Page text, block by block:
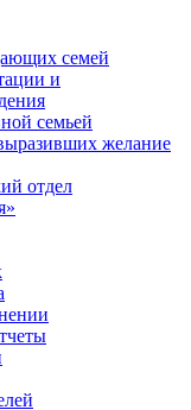
семей
и
семьей
желание
отдел